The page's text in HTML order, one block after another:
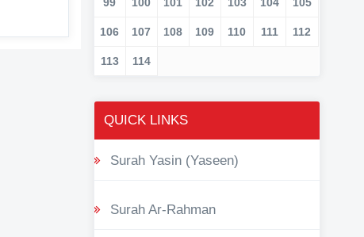
106 107 108 109 110 111 112
113 114
QUICK LINKS
Surah Yasin (Yaseen)
Surah Ar-Rahman